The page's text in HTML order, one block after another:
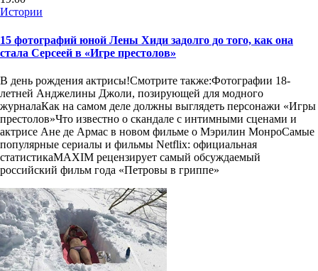
Истории
15 фотографий юной Лены Хиди задолго до того, как она
стала Серсеей в «Игре престолов»
В день рождения актрисы!Смотрите также:Фотографии 18-
летней Анджелины Джоли, позирующей для модного
журналаКак на самом деле должны выглядеть персонажи «Игры
престолов»Что известно о скандале с интимными сценами и
актрисе Ане де Армас в новом фильме о Мэрилин МонроСамые
популярные сериалы и фильмы Netflix: официальная
статистикаMAXIM рецензирует самый обсуждаемый
российский фильм года «Петровы в гриппе»